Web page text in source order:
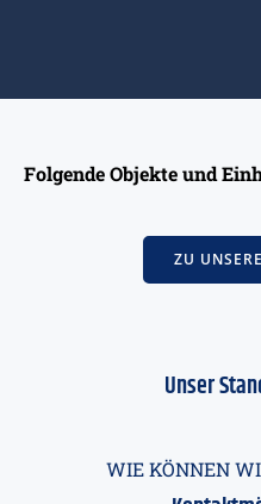
Folgende Objekte und
ZU
Unser
WIE KÖNNEN